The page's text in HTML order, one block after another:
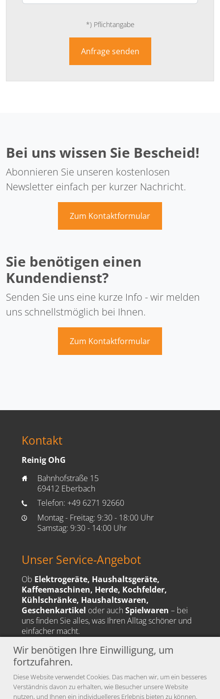
*) Pflichtangabe
Anfrage senden
Bei uns wissen Sie Bescheid!
Abonnieren Sie unseren kostenlosen
Newsletter einfach per kurzer Nachricht.
Zum Kontaktformular
Sie benötigen einen
Kundendienst?
Senden Sie uns eine kurze Info - wir melden
uns schnellstmöglich bei Ihnen.
Zum Kontaktformular
Kontakt
Reinig OhG
home
Bahnhofstraße 15
69412 Eberbach
phone Telefon: +49 6271 92660
time
Montag - Freitag: 9:30 - 18:00 Uhr
Samstag: 9:30 - 14:00 Uhr
Unser Service-Angebot
Ob Elektrogeräte, Haushaltsgeräte,
Kaffeemaschinen, Herde, Kochfelder,
Kühlschränke, Haushaltswaren,
Geschenkartikel oder auch Spielwaren – bei
uns finden Sie alles, was Ihren Alltag schöner und
einfacher macht.
🚚 Unser Liefergebiet:
Eberbach, Hirschhorn, Schönbrunn, Waldbrunn,
Wir benötigen Ihre Einwilligung, um
fortzufahren.
Diese Website verwendet Cookies. Das machen wir, um ein besseres
Verständnis davon zu erhalten, wie Besucher unsere Website
nutzen, und Ihnen ein individuelleres Erlebnis bieten zu können.